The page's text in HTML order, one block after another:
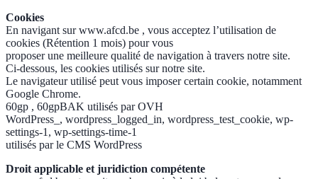
Cookies
En navigant sur www.afcd.be , vous acceptez l’utilisation de
cookies (Rétention 1 mois) pour vous
proposer une meilleure qualité de navigation à travers notre site.
Ci-dessous, les cookies utilisés sur notre site.
Le navigateur utilisé peut vous imposer certain cookie, notamment
Google Chrome.
60gp , 60gpBAK utilisés par OVH
WordPress_, wordpress_logged_in, wordpress_test_cookie, wp-
settings-1, wp-settings-time-1
utilisés par le CMS WordPress
Droit applicable et juridiction compétente